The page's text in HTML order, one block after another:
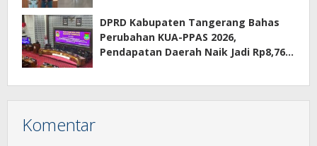
Terkait Sewa Kamar Per Jam
DPRD Kabupaten Tangerang Bahas
Perubahan KUA-PPAS 2026,
Pendapatan Daerah Naik Jadi Rp8,76
Komentar